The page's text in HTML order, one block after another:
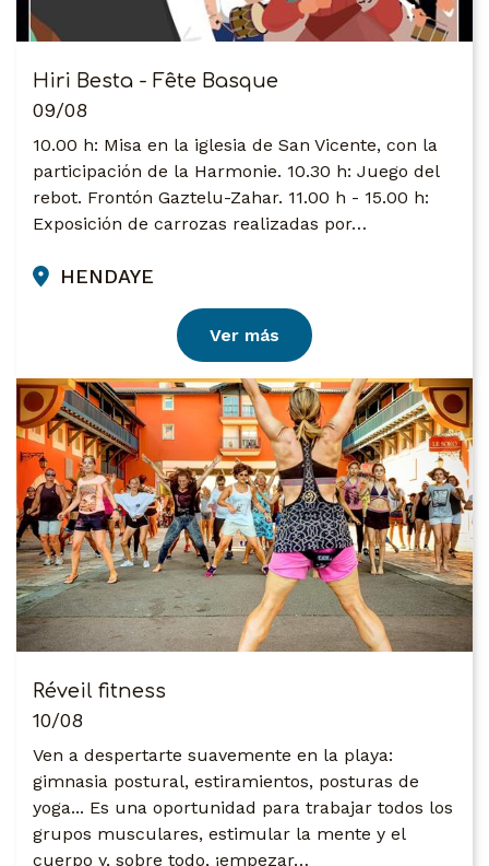
Hiri Besta - Fête Basque
09/08
10.00 h: Misa en la iglesia de San Vicente, con la
participación de la Harmonie. 10.30 h: Juego del
rebot. Frontón Gaztelu-Zahar. 11.00 h - 15.00 h:
Exposición de carrozas realizadas por…
HENDAYE
Ver más
Réveil fitness
10/08
Ven a despertarte suavemente en la playa:
gimnasia postural, estiramientos, posturas de
yoga... Es una oportunidad para trabajar todos los
grupos musculares, estimular la mente y el
cuerpo y, sobre todo, ¡empezar…